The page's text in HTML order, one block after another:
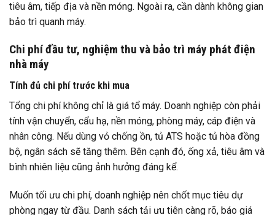
tiêu âm, tiếp địa và nền móng. Ngoài ra, cần dành không gian
bảo trì quanh máy.
Chi phí đầu tư, nghiệm thu và bảo trì máy phát điện
nhà máy
Tính đủ chi phí trước khi mua
Tổng chi phí không chỉ là giá tổ máy. Doanh nghiệp còn phải
tính vận chuyển, cẩu hạ, nền móng, phòng máy, cáp điện và
nhân công. Nếu dùng vỏ chống ồn, tủ ATS hoặc tủ hòa đồng
bộ, ngân sách sẽ tăng thêm. Bên cạnh đó, ống xả, tiêu âm và
bình nhiên liệu cũng ảnh hưởng đáng kể.
Muốn tối ưu chi phí, doanh nghiệp nên chốt mục tiêu dự
phòng ngay từ đầu. Danh sách tải ưu tiên càng rõ, báo giá